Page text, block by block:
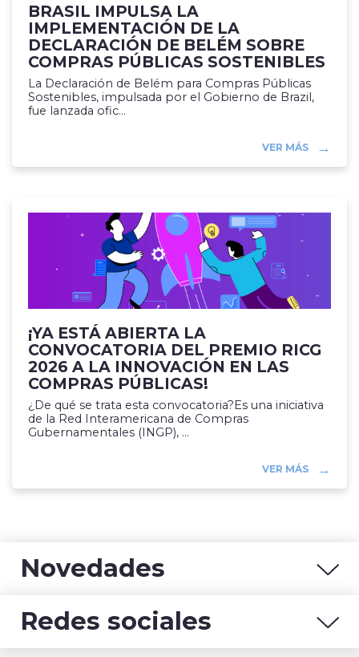
BRASIL IMPULSA LA
IMPLEMENTACIÓN DE LA
DECLARACIÓN DE BELÉM SOBRE
COMPRAS PÚBLICAS SOSTENIBLES
La Declaración de Belém para Compras Públicas
Sostenibles, impulsada por el Gobierno de Brazil,
fue lanzada ofic...
VER MÁS
¡YA ESTÁ ABIERTA LA
CONVOCATORIA DEL PREMIO RICG
2026 A LA INNOVACIÓN EN LAS
COMPRAS PÚBLICAS!
¿De qué se trata esta convocatoria?Es una iniciativa
de la Red Interamericana de Compras
Gubernamentales (INGP), ...
VER MÁS
Novedades
Redes sociales